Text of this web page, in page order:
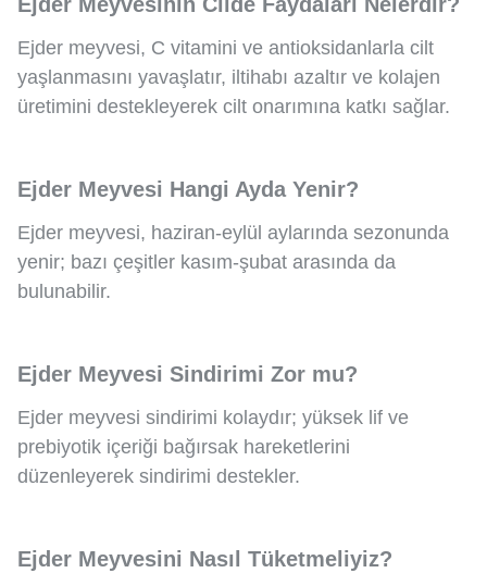
Ejder Meyvesinin Cilde Faydaları Nelerdir?
Ejder meyvesi, C vitamini ve antioksidanlarla cilt
yaşlanmasını yavaşlatır, iltihabı azaltır ve kolajen
üretimini destekleyerek cilt onarımına katkı sağlar.
Ejder Meyvesi Hangi Ayda Yenir?
Ejder meyvesi, haziran-eylül aylarında sezonunda
yenir; bazı çeşitler kasım-şubat arasında da
bulunabilir.
Ejder Meyvesi Sindirimi Zor mu?
Ejder meyvesi sindirimi kolaydır; yüksek lif ve
prebiyotik içeriği bağırsak hareketlerini
düzenleyerek sindirimi destekler.
Ejder Meyvesini Nasıl Tüketmeliyiz?